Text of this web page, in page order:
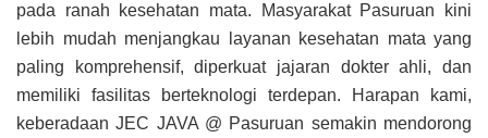
pada ranah kesehatan mata. Masyarakat Pasuruan kini
lebih mudah menjangkau layanan kesehatan mata yang
paling komprehensif, diperkuat jajaran dokter ahli, dan
memiliki fasilitas berteknologi terdepan. Harapan kami,
keberadaan JEC JAVA @ Pasuruan semakin mendorong